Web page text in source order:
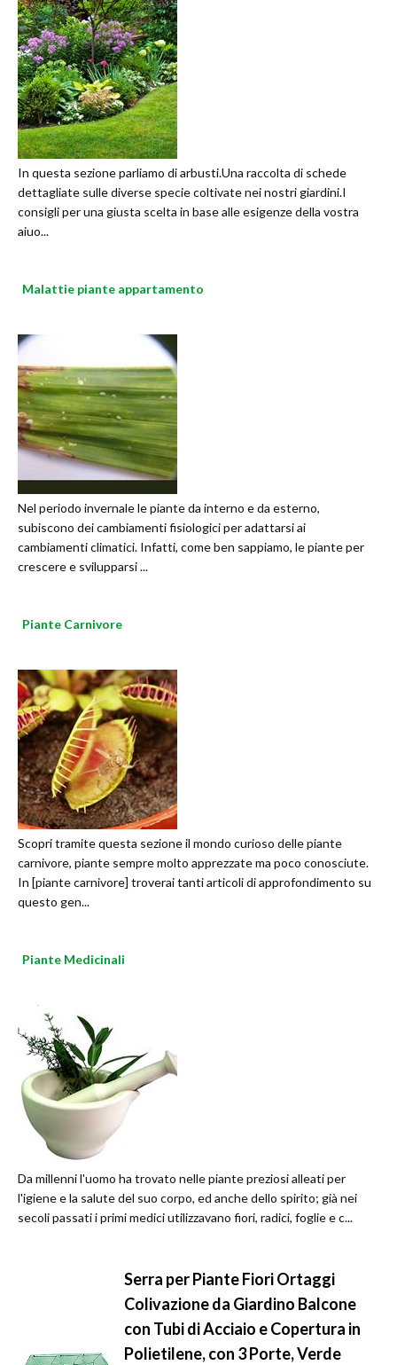
In questa sezione parliamo di arbusti.Una raccolta di schede
dettagliate sulle diverse specie coltivate nei nostri giardini.I
consigli per una giusta scelta in base alle esigenze della vostra
aiuo...
Malattie piante appartamento
Nel periodo invernale le piante da interno e da esterno,
subiscono dei cambiamenti fisiologici per adattarsi ai
cambiamenti climatici. Infatti, come ben sappiamo, le piante per
crescere e svilupparsi ...
Piante Carnivore
Scopri tramite questa sezione il mondo curioso delle piante
carnivore, piante sempre molto apprezzate ma poco conosciute.
In [piante carnivore] troverai tanti articoli di approfondimento su
questo gen...
Piante Medicinali
Da millenni l'uomo ha trovato nelle piante preziosi alleati per
l'igiene e la salute del suo corpo, ed anche dello spirito; già nei
secoli passati i primi medici utilizzavano fiori, radici, foglie e c...
Serra per Piante Fiori Ortaggi
Colivazione da Giardino Balcone
con Tubi di Acciaio e Copertura in
Polietilene, con 3 Porte, Verde